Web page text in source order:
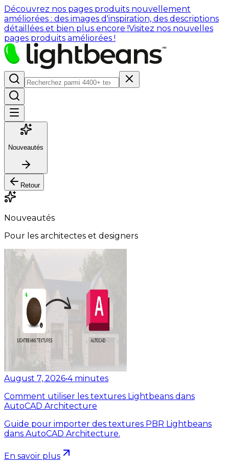
Découvrez nos pages produits nouvellement
améliorées : des images d'inspiration, des descriptions
détaillées et bien plus encore !Visitez nos nouvelles
pages produits améliorées !
Nouveautés
Retour
Nouveautés
Pour les architectes et designers
August 7, 2026•4 minutes
Comment utiliser les textures Lightbeans dans
AutoCAD Architecture
Guide pour importer des textures PBR Lightbeans
dans AutoCAD Architecture.
En savoir plus